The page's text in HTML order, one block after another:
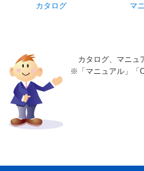
カタログ マ
カタログ、マニュ
※「マニュアル」「